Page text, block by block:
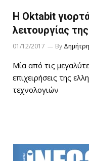
Η Oktabit
λειτουργίας της
01/12/2017 By
Μία από τις
επιχειρήσεις της
τεχνολογιών